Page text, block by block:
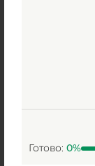
Есть в наличии
Готово: 0%